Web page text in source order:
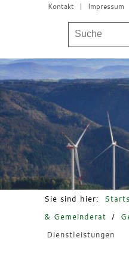
Kontakt | Impressum
Bürgerservice
Leben in Hasel
Freizeit &
Sie sind hier:
& Gemeinderat
/
Dienstleistungen